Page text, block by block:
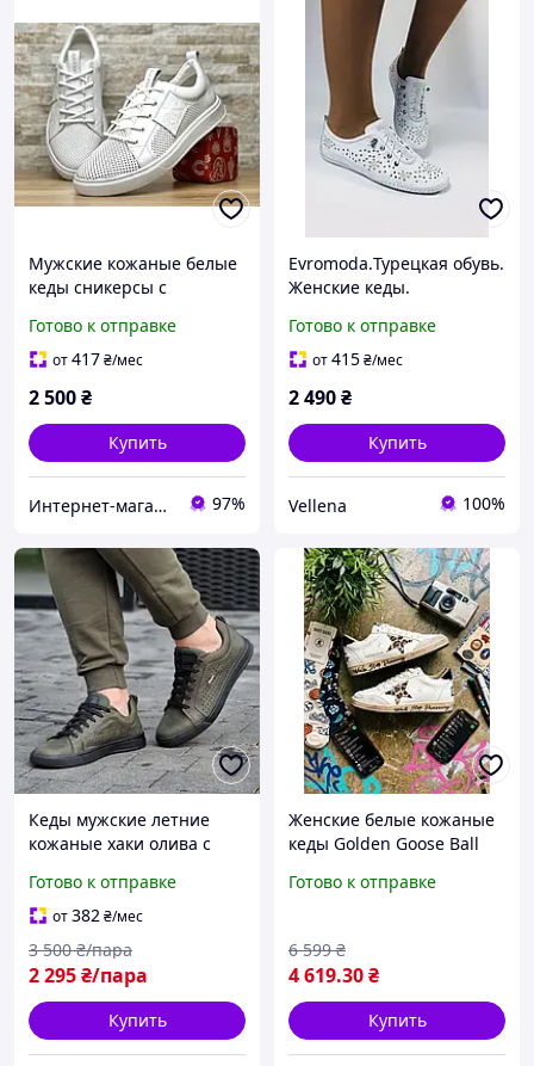
Мужские кожаные белые
кеды сникерсы с
Готово к отправке
от417₴/мес
2 500₴
Купить
Интернет-магазин «Step Master» 97%
Evromoda.Турецкая обувь.
Женские кеды.
с перфорацией. Размер
только 36,37,38,39
Готово к отправке
от415₴/мес
2 490₴
Купить
Vellena 100%
Кеды мужские летние
кожаные хаки олива с
чоловічі літні шкіряні хакі
олива (Л2088)
Готово к отправке
от382₴/мес
2 295₴/пара
3 500 ₴/пара
Купить
Женские белые кожаные
кеды Golden Goose Ball
эффектом)
Готово к отправке
4 619.30₴
6 599 ₴
Купить